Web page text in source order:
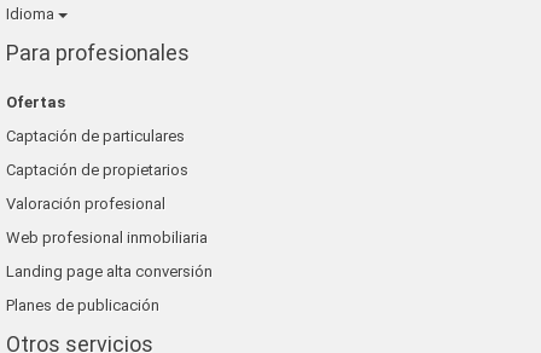
Idioma
Para profesionales
Ofertas
Captación de particulares
Captación de propietarios
Valoración profesional
Web profesional inmobiliaria
Landing page alta conversión
Planes de publicación
Otros servicios